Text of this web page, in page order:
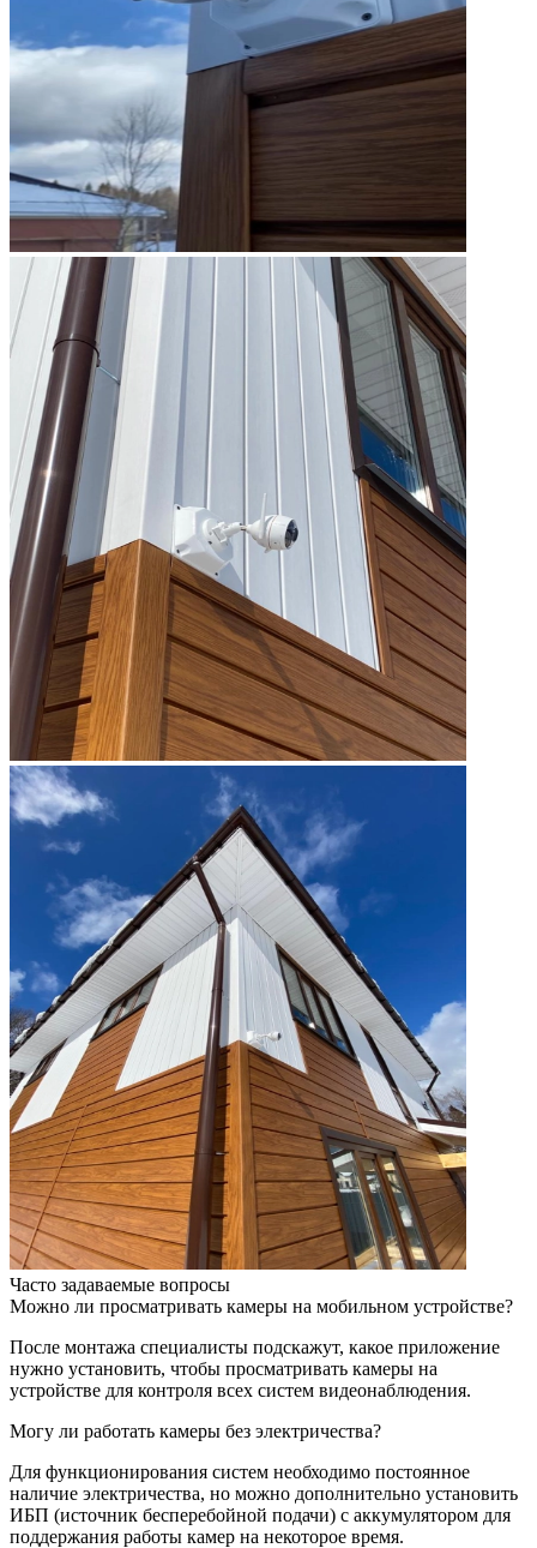
Часто задаваемые вопросы
Можно ли просматривать камеры на мобильном устройстве?
После монтажа специалисты подскажут, какое приложение
нужно установить, чтобы просматривать камеры на
устройстве для контроля всех систем видеонаблюдения.
Могу ли работать камеры без электричества?
Для функционирования систем необходимо постоянное
наличие электричества, но можно дополнительно установить
ИБП (источник бесперебойной подачи) с аккумулятором для
поддержания работы камер на некоторое время.